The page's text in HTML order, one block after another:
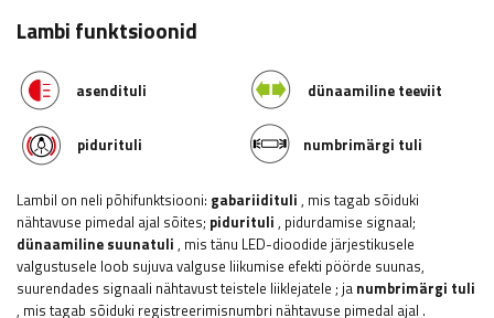
Lambi funktsioonid
asendituli dünaamiline teeviit
pidurituli numbrimärgi tuli
Lambil on neli põhifunktsiooni: gabariidituli , mis tagab sõiduki
nähtavuse pimedal ajal sõites; pidurituli , pidurdamise signaal;
dünaamiline suunatuli , mis tänu LED-dioodide järjestikusele
valgustusele loob sujuva valguse liikumise efekti pöörde suunas,
suurendades signaali nähtavust teistele liiklejatele ; ja numbrimärgi tuli
, mis tagab sõiduki registreerimisnumbri nähtavuse pimedal ajal .